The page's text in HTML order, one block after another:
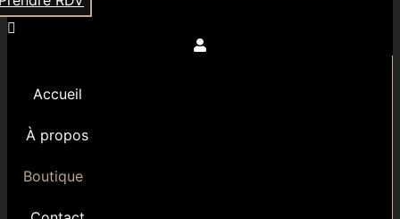
Accueil
À propos
Boutique